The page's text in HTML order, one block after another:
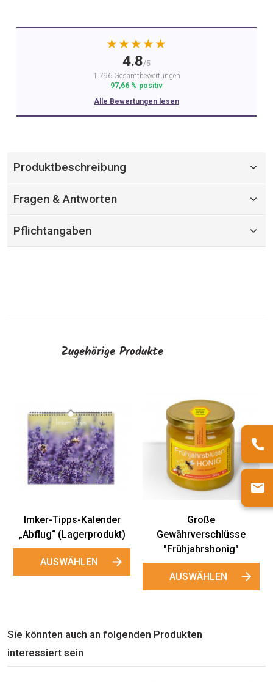
★★★★★
4.8/5
1.796 Gesamtbewertungen
97,66 % positiv
Alle Bewertungen lesen
Produktbeschreibung
Fragen & Antworten
Pflichtangaben
Zugehörige Produkte
Tipps-Kalender
(Lagerprodukt)
AUSWÄHLEN
Gewährverschlüsse
"Frühjahrshonig"
AUSWÄHLEN
Sie könnten auch an folgenden Produkten
interessiert sein